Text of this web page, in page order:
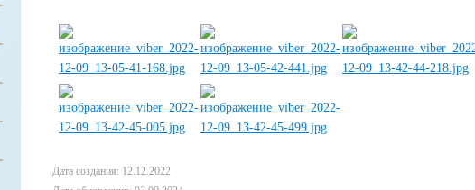
Дата создания: 12.12.2022